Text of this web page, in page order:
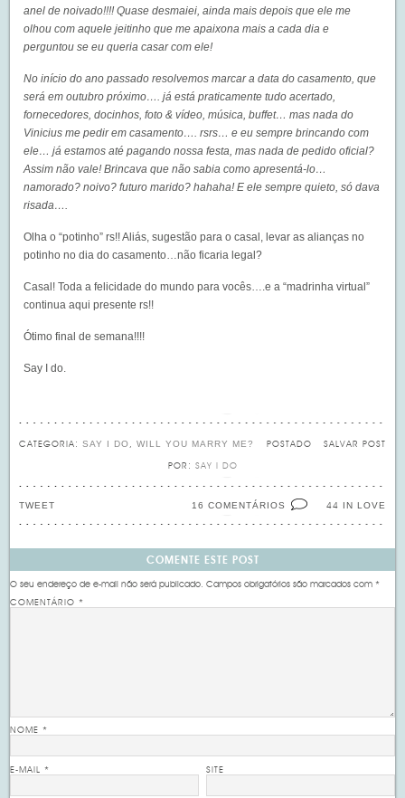
anel de noivado!!!! Quase desmaiei, ainda mais depois que ele me
olhou com aquele jeitinho que me apaixona mais a cada dia e
perguntou se eu queria casar com ele!
No início do ano passado resolvemos marcar a data do casamento, que
será em outubro próximo…. já está praticamente tudo acertado,
fornecedores, docinhos, foto & vídeo, música, buffet… mas nada do
Vinicius me pedir em casamento…. rsrs… e eu sempre brincando com
ele… já estamos até pagando nossa festa, mas nada de pedido oficial?
Assim não vale! Brincava que não sabia como apresentá-lo…
namorado? noivo? futuro marido? hahaha! E ele sempre quieto, só dava
risada….
Olha o “potinho” rs!! Aliás, sugestão para o casal, levar as alianças no
potinho no dia do casamento…não ficaria legal?
Casal! Toda a felicidade do mundo para vocês….e a “madrinha virtual”
continua aqui presente rs!!
Ótimo final de semana!!!!
Say I do.
CATEGORIA:SAY I DO ,WILL YOU MARRY ME? SALVAR POST
POSTADO
POR: SAY I DO
44 IN LOVE
16 COMENTÁRIOS
TWEET
COMENTE ESTE POST
O seu endereço de e-mail não será publicado. Campos obrigatórios são marcados com*
COMENTÁRIO*
NOME*
E-MAIL* SITE